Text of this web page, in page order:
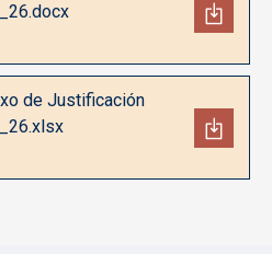
de Justificación